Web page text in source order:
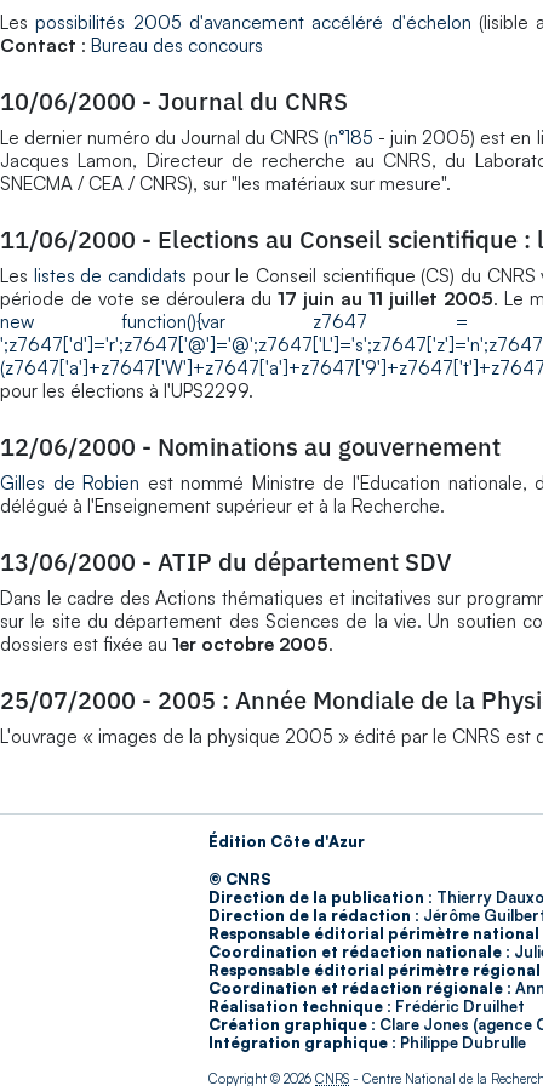
Lespossibilités 2005 d'avancement accéléré d'échelon (lisible
Contact : Bureau des concours
10/06/2000 - Journal du CNRS
Le dernier numéro du Journal du CNRS (n°185 - juin 2005) est en
Jacques Lamon, Directeur de recherche au CNRS, du
SNECMA / CEA / CNRS), sur "les matériaux sur mesure".
11/06/2000 - Elections au Conseil scientifique :
Les listes de candidats pour le Conseil scientifique (CS) du
période de vote se déroulera du17 juin au 11 juillet 2005. Le
new function(){var z7647 = new
pour les élections à l'UPS2299.
12/06/2000 - Nominations au gouvernement
Gilles de Robien est nommé Ministre de l'Education
délégué à l'Enseignement supérieur et à la Recherche.
13/06/2000 - ATIP du département SDV
Dans le cadre des Actions thématiques et incitatives sur
sur le site du département des Sciences de la vie. Un soutien
dossiers est fixée au 1er octobre 2005.
25/07/2000 - 2005 : Année Mondiale de la
L'ouvrage « images de la physique 2005 » édité par le CNRS
Édition Côte d'Azur
© CNRS
Direction de la publication : Thierry
Direction de la rédaction : Jérôme
Responsable éditorial périmètre national
Coordination et rédaction nationale :
Responsable éditorial périmètre régional
Coordination et rédaction régionale :
Réalisation technique : Frédéric Druilhet
Création graphique : Clare Jones (agence
Intégration graphique : Philippe Dubrulle
Copyright © 2026 CNRS - Centre National de la